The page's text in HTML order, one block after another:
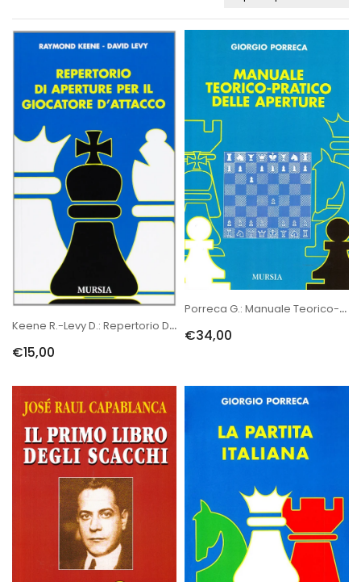
Keene R.-Levy D.: Repertorio Di Aperture Per Il Giocatore D'attacco
€15,00
Porreca G.: Manuale Teorico-Pratico Delle Aperture
€34,00